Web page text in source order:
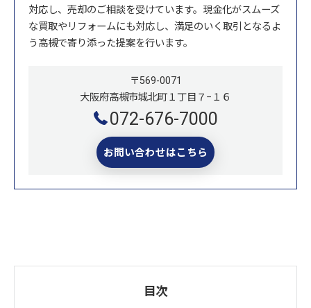
対応し、売却のご相談を受けています。現金化がスムーズ
な買取やリフォームにも対応し、満足のいく取引となるよ
う高槻で寄り添った提案を行います。
〒569-0071
大阪府高槻市城北町１丁目７−１６
072-676-7000
お問い合わせはこちら
目次